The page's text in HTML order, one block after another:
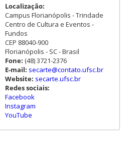
Localização:
Campus Florianópolis - Trindade
Centro de Cultura e Eventos -
Fundos
CEP 88040-900
Florianópolis - SC - Brasil
Fone: (48) 3721-2376
E-mail: secarte@contato.ufsc.br
Website: secarte.ufsc.br
Redes sociais:
Facebook
Instagram
YouTube